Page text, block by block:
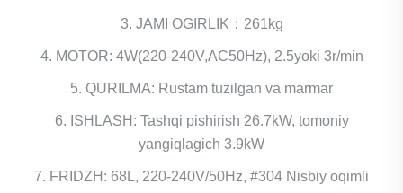
3. JAMI OGIRLIK：261kg
4. MOTOR: 4W(220-240V,AC50Hz), 2.5yoki 3r/min
5. QURILMA: Rustam tuzilgan va marmar
6. ISHLASH: Tashqi pishirish 26.7kW, tomoniy
yangiqlagich 3.9kW
7. FRIDZH: 68L, 220-240V/50Hz, #304 Nisbiy oqimli